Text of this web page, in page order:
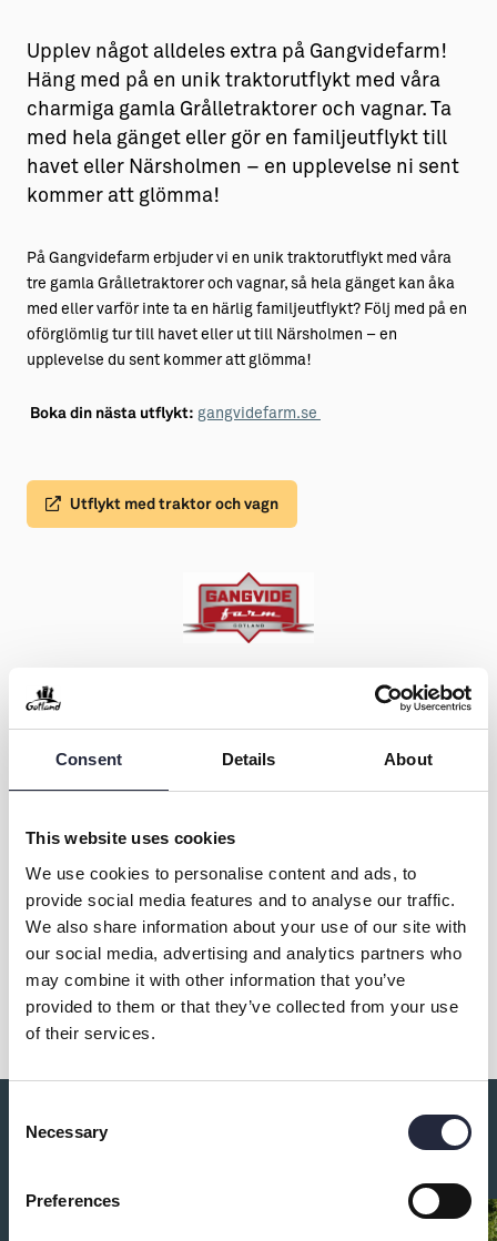
Consent Details About
This website uses cookies
We use cookies to personalise content and ads, to
provide social media features and to analyse our traffic.
We also share information about your use of our site with
our social media, advertising and analytics partners who
may combine it with other information that you’ve
provided to them or that they’ve collected from your use
of their services.
Selection
Necessary
Preferences
Upplev något alldeles extra på Gangvidefarm!
Häng med på en unik traktorutflykt med våra
charmiga gamla Grålletraktorer och vagnar. Ta
med hela gänget eller gör en familjeutflykt till
havet eller Närsholmen – en upplevelse ni sent
kommer att glömma!
På Gangvidefarm erbjuder vi en unik traktorutflykt med våra
tre gamla Grålletraktorer och vagnar, så hela gänget kan åka
med eller varför inte ta en härlig familjeutflykt? Följ med på en
oförglömlig tur till havet eller ut till Närsholmen – en
upplevelse du sent kommer att glömma!
Boka din nästa utflykt: gangvidefarm.se
Utflykt med traktor och vagn
Övrig information
Du kanske också är intresserad av: